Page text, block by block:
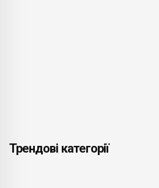
Трендові категорії